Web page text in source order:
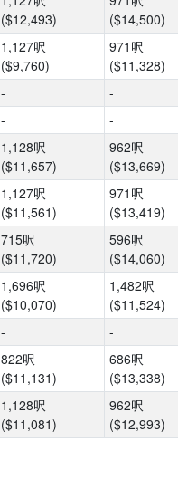
($12,493)
($14,500)
1,127呎
($9,760)
971呎
($11,328)
- -
- -
1,128呎
($11,657)
962呎
($13,669)
1,127呎
($11,561)
971呎
($13,419)
715呎
($11,720)
596呎
($14,060)
1,696呎
($10,070)
1,482呎
($11,524)
- -
822呎
($11,131)
686呎
($13,338)
1,128呎
($11,081)
962呎
($12,993)